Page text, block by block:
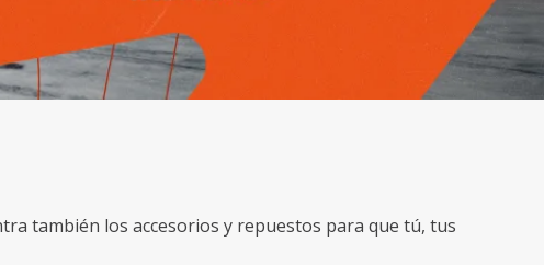
también los accesorios y repuestos para que tú, tus